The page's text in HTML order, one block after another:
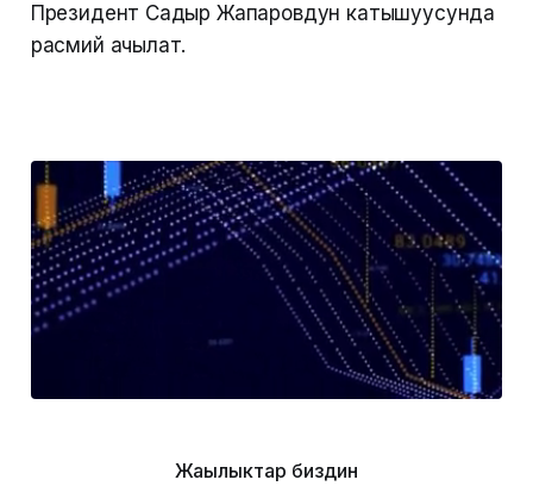
Президент Садыр Жапаровдун катышуусунда
расмий ачылат.
Жаңылыктар биздин